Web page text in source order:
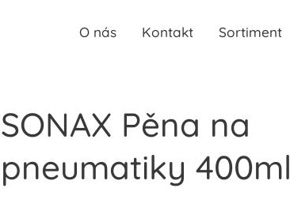
O nás Kontakt Sortiment
SONAX Pěna na
pneumatiky 400ml